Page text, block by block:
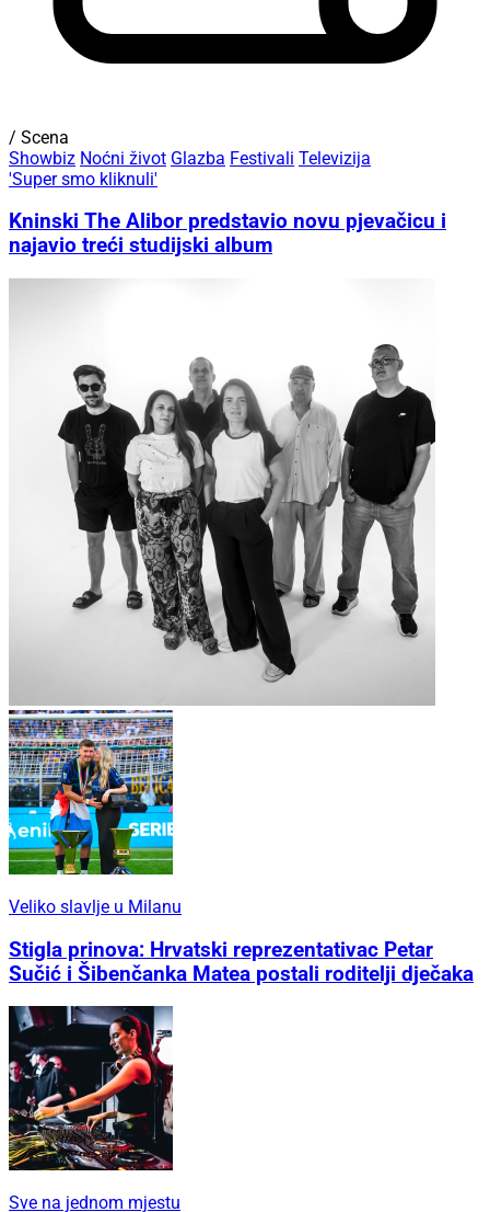
/ Scena
Showbiz Noćni život Glazba Festivali Televizija
'Super smo kliknuli'
Kninski The Alibor predstavio novu pjevačicu i
najavio treći studijski album
Veliko slavlje u Milanu
Stigla prinova: Hrvatski reprezentativac Petar
Sučić i Šibenčanka Matea postali roditelji dječaka
Sve na jednom mjestu